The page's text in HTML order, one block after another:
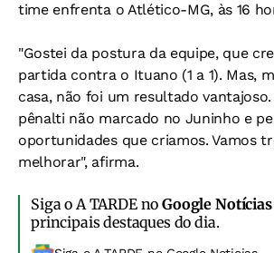
time enfrenta o Atlético-MG, às 16
"Gostei da postura da equipe, que
partida contra o Ituano (1 a 1). Mas,
casa, não foi um resultado
pênalti não marcado no Juninho e
oportunidades que criamos. Vamos
melhorar", afirma.
Siga o A TARDE noGoogle Notícias
principais destaques do dia.